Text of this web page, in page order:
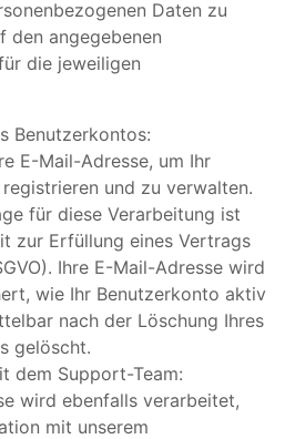
Daten zu
den angegebenen
die jeweiligen
Benutzerkontos:
E-Mail-Adresse, um Ihr
und zu verwalten.
für diese Verarbeitung ist
zur Erfüllung eines Vertrags
Ihre E-Mail-Adresse wird
wie Ihr Benutzerkonto aktiv
nach der Löschung Ihres
gelöscht.
dem Support-Team:
wird ebenfalls verarbeitet,
mit unserem